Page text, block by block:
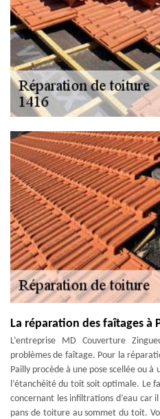
La réparation des faîtages à
L’entreprise MD Couverture
problèmes de faîtage. Pour la
Pailly procède à une pose scellée ou à
l’étanchéité du toit soit optimale. Le
concernant les infiltrations d’eau car
pans de toiture au sommet du toit.